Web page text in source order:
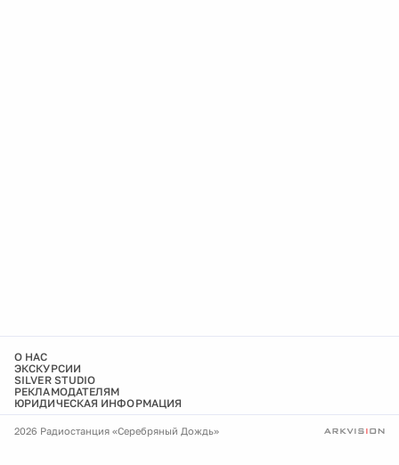
О НАС
ЭКСКУРСИИ
SILVER STUDIO
РЕКЛАМОДАТЕЛЯМ
ЮРИДИЧЕСКАЯ ИНФОРМАЦИЯ
2026 Радиостанция «Серебряный Дождь»